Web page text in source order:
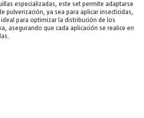
especializadas, este set permite adaptarse
pulverización, ya sea para aplicar insecticidas,
ideal para optimizar la distribución de los
asegurando que cada aplicación se realice en